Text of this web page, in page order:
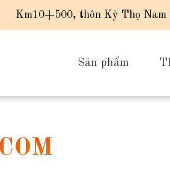
Km10+500, thôn Kỳ Thọ
Sản phẩm